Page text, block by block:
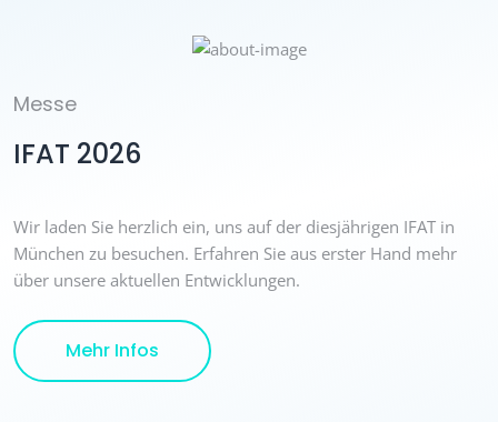
Messe
IFAT 2026
Wir laden Sie herzlich ein, uns auf der diesjährigen IFAT in
München zu besuchen. Erfahren Sie aus erster Hand mehr
über unsere aktuellen Entwicklungen.
Mehr Infos Details